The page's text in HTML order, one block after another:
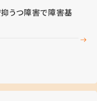
うつ障害で障害基